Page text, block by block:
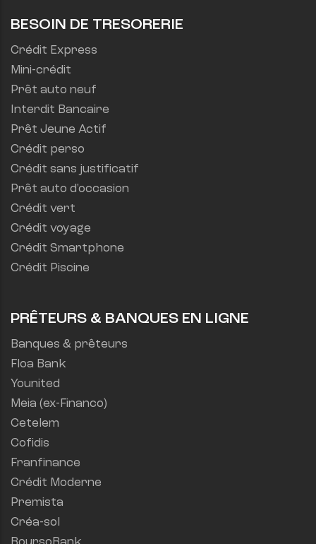
BESOIN DE TRESORERIE
Crédit Express
Mini-crédit
Prêt auto neuf
Interdit Bancaire
Prêt Jeune Actif
Crédit perso
Crédit sans justificatif
Prêt auto d'occasion
Crédit vert
Crédit voyage
Crédit Smartphone
Crédit Piscine
PRÊTEURS & BANQUES EN LIGNE
Banques & prêteurs
Floa Bank
Younited
Meia (ex-Financo)
Cetelem
Cofidis
Franfinance
Crédit Moderne
Premista
Créa-sol